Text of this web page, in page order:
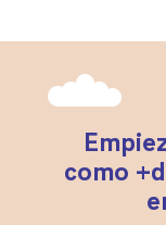
como